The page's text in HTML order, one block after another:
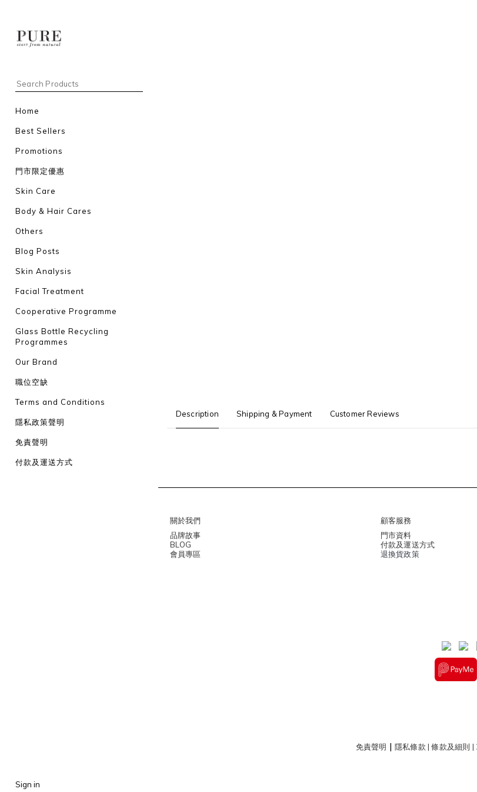
Home
Best Sellers
Promotions
門市限定優惠
Skin Care
Body & Hair Cares
Others
Blog Posts
Skin Analysis
Facial Treatment
Cooperative Programme
Glass Bottle Recycling
Programmes
Our Brand
職位空缺
Terms and Conditions
隱私政策聲明
免責聲明
付款及運送方式
Sign in
Description Shipping & Payment Customer Reviews
關於我們
品牌故事
BLOG
會員專區
顧客服務
門市資料
付款及運送方式
退換貨政策
免責聲明 |隱私條款|條款及細則 |